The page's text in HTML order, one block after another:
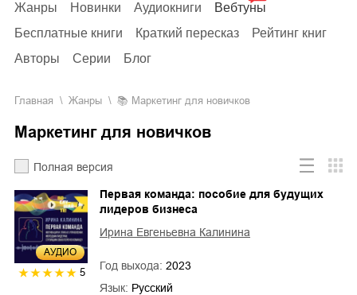
Жанры Новинки Аудиокниги
Вебтуны
Бесплатные книги
Краткий пересказ
Рейтинг книг
Авторы
Серии Блог
Главная Жанры Маркетинг для новичков
Маркетинг для новичков
Полная версия
AУДИО
5
Первая команда: пособие для будущих
лидеров бизнеса
Ирина Евгеньевна Калинина
Год выхода: 2023
Язык: Русский